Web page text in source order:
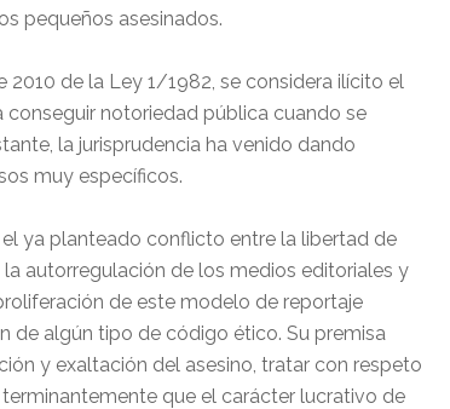
pequeños asesinados.
de la Ley 1/1982, se considera ilícito el
notoriedad pública cuando se
la jurisprudencia ha venido dando
muy específicos.
ya planteado conflicto entre la libertad de
autorregulación de los medios editoriales y
de este modelo de reportaje
de algún tipo de código ético. Su premisa
y exaltación del asesino, tratar con respeto
que el carácter lucrativo de